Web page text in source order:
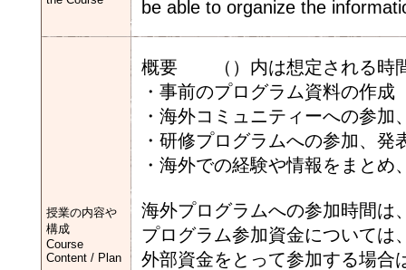
be able to organize the
授業の内容や
構成
Course
Content / Plan
概要 （）内は想定される時
・事前のプログラム資料の作成
・海外コミュニティーへの参
・研修プログラムへの参加、発
・海外での経験や情報をまとめ
海外プログラムへの参加時間は
プログラム参加資金については
外部資金をとって参加する場合